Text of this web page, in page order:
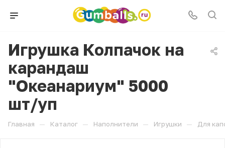
Игрушка Колпачок на
карандаш
"Океанариум" 5000
шт/уп
Главная — Каталог — Наполнители — Игрушки — Для